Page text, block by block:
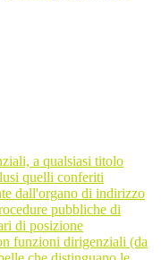
a qualsiasi titolo
quelli conferiti
dall'organo di indirizzo
pubbliche di
di posizione
funzioni dirigenziali (da